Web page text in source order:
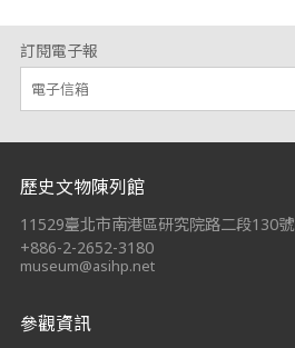
訂閱電子報
:::
歷史文物陳列館
11529臺北市南港區研究院路二段130號
+886-2-2652-3180
museum@asihp.net
參觀資訊